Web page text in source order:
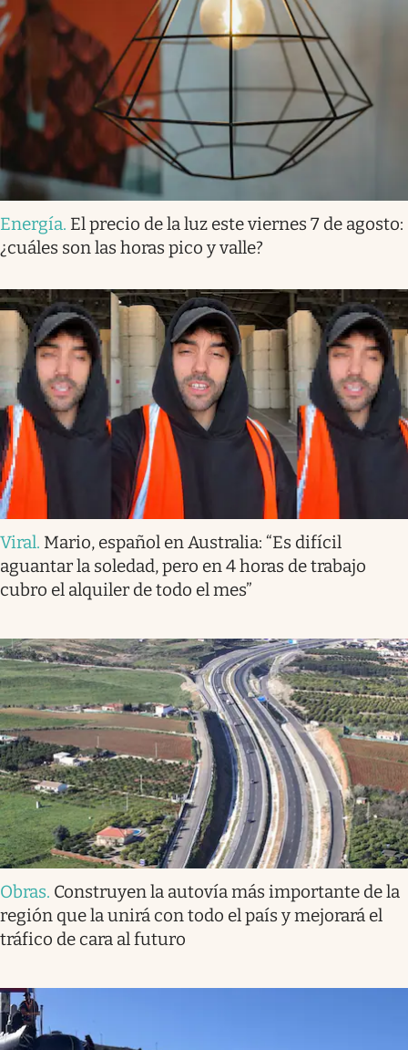
Energía. El precio de la luz este viernes 7 de agosto:
¿cuáles son las horas pico y valle?
Viral. Mario, español en Australia: “Es difícil
aguantar la soledad, pero en 4 horas de trabajo
cubro el alquiler de todo el mes”
Obras. Construyen la autovía más importante de la
región que la unirá con todo el país y mejorará el
tráfico de cara al futuro